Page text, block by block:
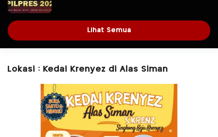
Lihat Semua
Lokasi : Kedai Krenyez di Alas Siman